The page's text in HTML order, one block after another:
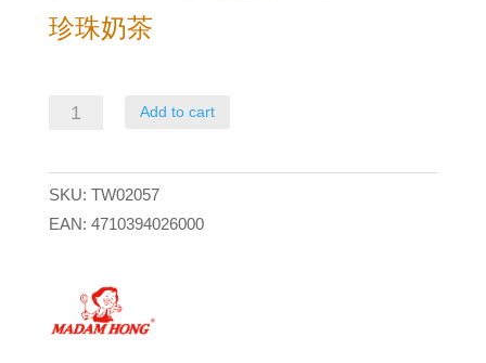
珍珠奶茶
茶
quantity
Add to cart
SKU: TW02057
EAN: 4710394026000